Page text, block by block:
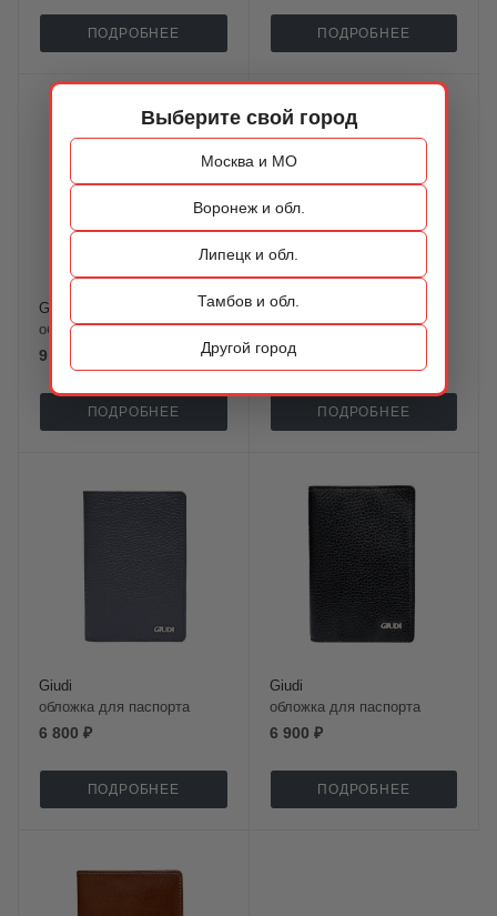
Выберите свой город
Москва и МО
Воронеж и обл.
Липецк и обл.
Тамбов и обл.
Другой город
ПОДРОБНЕЕ ПОДРОБНЕЕ
Giudi
обложка для документов
9 900 ₽
ПОДРОБНЕЕ
Giudi
обложка для документов
9 900 ₽
ПОДРОБНЕЕ
Giudi
обложка для паспорта
6 800 ₽
ПОДРОБНЕЕ
Giudi
обложка для паспорта
6 900 ₽
ПОДРОБНЕЕ